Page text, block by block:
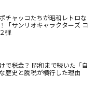
チャッコたちが昭和レトロな
「サンリオキャラクターズ コ
弾
で税金？ 昭和まで続いた「自
歴史と脱税が横行した理由